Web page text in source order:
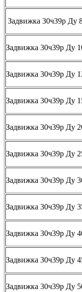
Задвижка 30ч39р Ду
Задвижка 30ч39р Ду
Задвижка 30ч39р Ду
Задвижка 30ч39р Ду
Задвижка 30ч39р Ду
Задвижка 30ч39р Ду
Задвижка 30ч39р Ду
Задвижка 30ч39р Ду
Задвижка 30ч39р Ду
Задвижка 30ч39р Ду
Задвижка 30ч39р Ду